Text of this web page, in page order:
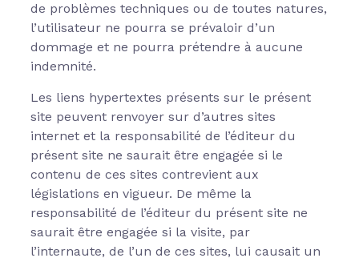
de problèmes techniques ou de toutes natures,
l’utilisateur ne pourra se prévaloir d’un
dommage et ne pourra prétendre à aucune
indemnité.
Les liens hypertextes présents sur le présent
site peuvent renvoyer sur d’autres sites
internet et la responsabilité de l’éditeur du
présent site ne saurait être engagée si le
contenu de ces sites contrevient aux
législations en vigueur. De même la
responsabilité de l’éditeur du présent site ne
saurait être engagée si la visite, par
l’internaute, de l’un de ces sites, lui causait un